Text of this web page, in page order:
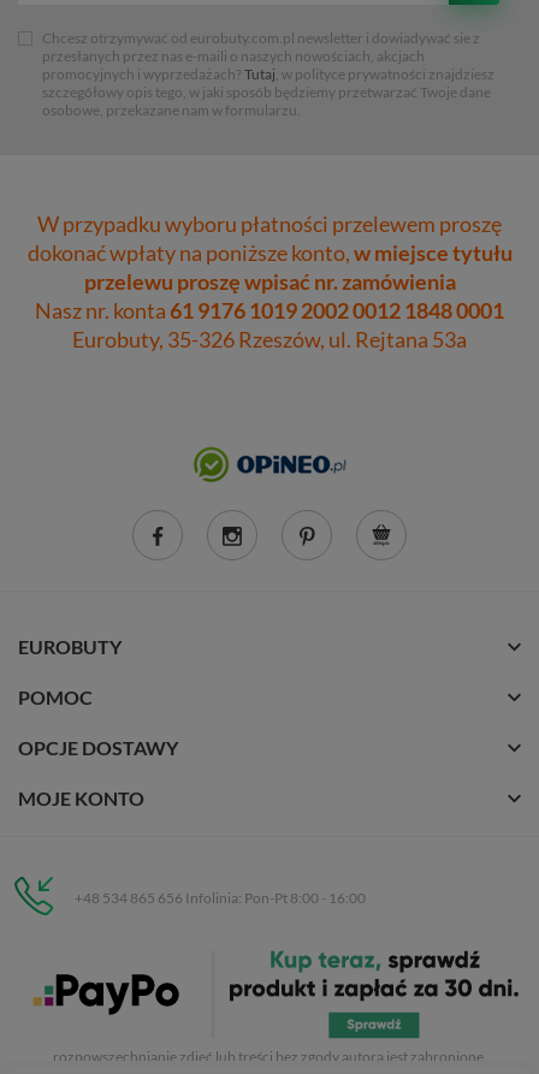
Chcesz otrzymywać od eurobuty.com.pl newsletter i dowiadywać sie z
przesłanych przez nas e-maili o naszych nowościach, akcjach
promocyjnych i wyprzedażach? Tutaj, w polityce prywatności znajdziesz
szczegółowy opis tego, w jaki sposób będziemy przetwarzać Twoje dane
osobowe, przekazane nam w formularzu.
W przypadku wyboru płatności przelewem proszę
dokonać wpłaty na poniższe konto,w miejsce tytułu
przelewu proszę wpisać nr. zamówienia
Nasz nr. konta61 9176 1019 2002 0012 1848 0001
Eurobuty, 35-326 Rzeszów, ul. Rejtana 53a
EUROBUTY
POMOC
OPCJE DOSTAWY
MOJE KONTO
+48 534 865 656 Infolinia: Pon-Pt 8:00 - 16:00
C.H. Respan, Rejtana 53a/250
35-326 Rzeszów
. Kopiowanie, przetwarzanie,
rozpowszechnianie zdjęć lub treści bez zgody autora jest zabronione.